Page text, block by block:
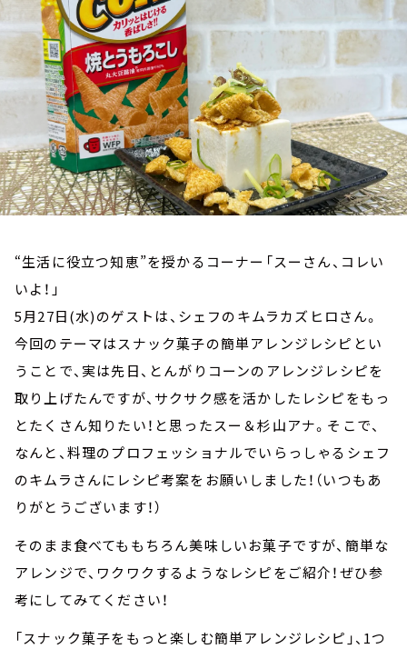
“生活に役立つ知恵”を授かるコーナー「スーさん、コレい
いよ！」
5月27日(水)のゲストは、シェフのキムラカズヒロさん。
今回のテーマはスナック菓子の簡単アレンジレシピとい
うことで、実は先日、とんがりコーンのアレンジレシピを
取り上げたんですが、サクサク感を活かしたレシピをもっ
とたくさん知りたい！と思ったスー＆杉山アナ。そこで、
なんと、料理のプロフェッショナルでいらっしゃるシェフ
のキムラさんにレシピ考案をお願いしました！（いつもあ
りがとうございます！）
そのまま食べてももちろん美味しいお菓子ですが、簡単な
アレンジで、ワクワクするようなレシピをご紹介！ぜひ参
考にしてみてください！
「スナック菓子をもっと楽しむ簡単アレンジレシピ」、1つ